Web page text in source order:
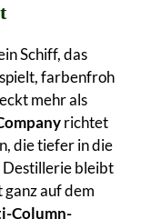
Schiff, das
farbenfroh
mehr als
richtet
die tiefer in die
Destillerie bleibt
ganz auf dem
Column-